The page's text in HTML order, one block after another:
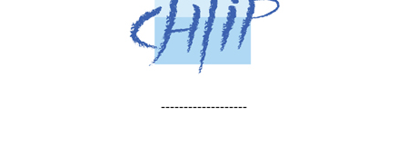
-------------------